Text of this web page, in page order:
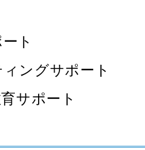
ト
ングサポート
サポート